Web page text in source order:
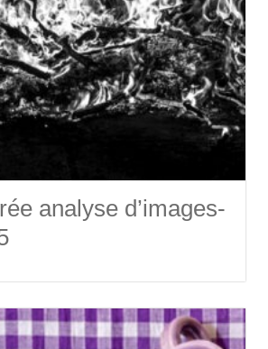
analyse d’images-